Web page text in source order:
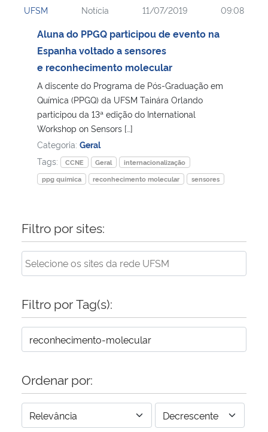
Ministério da Cidadania
Ministério de Minas e Energia
Ministério da Ciência, Tecnologia, Inovações e Comunicações
Ministério do Meio Ambiente
Ministério do Turismo
Controladoria-Geral da União
Ministério da Mulher, da Família e dos Direitos Humanos
Secretaria de Governo
Advocacia-Geral da União
Banco Central do Brasil
UFSM Notícia 11/07/2019 09:08
Aluna do PPGQ participou de evento na
Espanha voltado a sensores
e reconhecimento molecular
A discente do Programa de Pós-Graduação em
Química (PPGQ) da UFSM Tainára Orlando
participou da 13ª edição do International
Workshop on Sensors […]
Categoria: Geral
Tags:
CCNE Geral
internacionalização
ppg química
reconhecimento molecular sensores
Filtro por sites:
Filtro por Tag(s):
Ordenar por: